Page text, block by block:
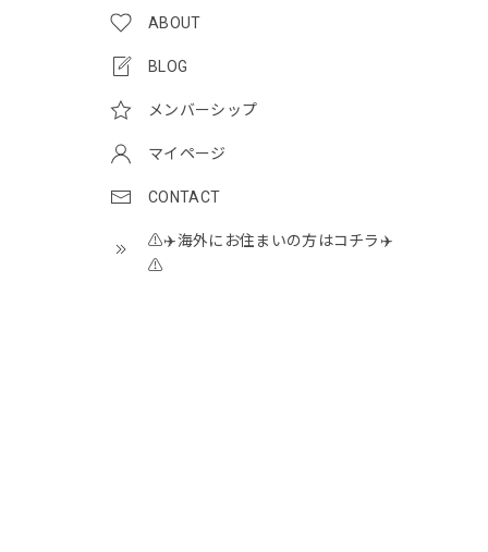
ABOUT
BLOG
メンバーシップ
マイページ
CONTACT
⚠️✈️海外にお住まいの方はコチラ✈️
⚠️